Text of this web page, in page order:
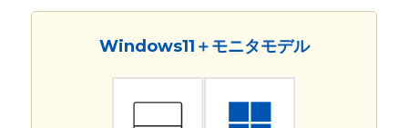
Windows11＋モニタモデル